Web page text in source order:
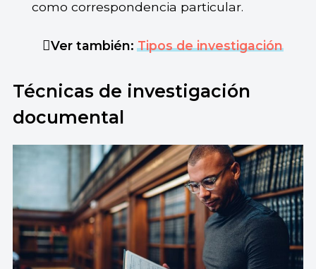
como correspondencia particular.
Ver también:Tipos de investigación
Técnicas de investigación
documental